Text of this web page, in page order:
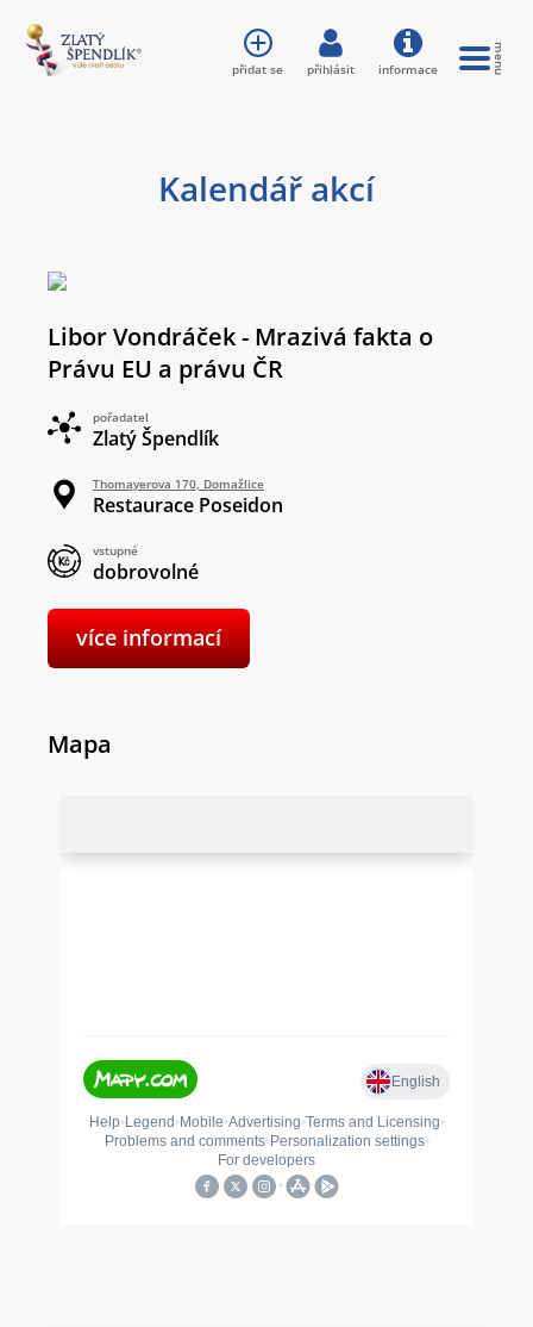
Kalendář akcí
Libor Vondráček - Mrazivá fakta o
Právu EU a právu ČR
pořadatel
Zlatý Špendlík
Thomayerova 170, Domažlice
Restaurace Poseidon
vstupné
dobrovolné
více informací
Mapa
přidat se přihlásit informace